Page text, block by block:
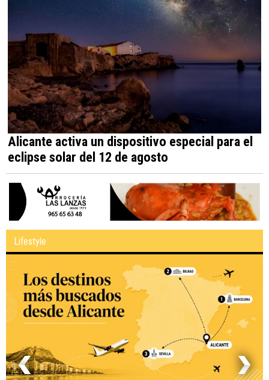
Alicante activa un dispositivo especial para el
eclipse solar del 12 de agosto
Lifestyle